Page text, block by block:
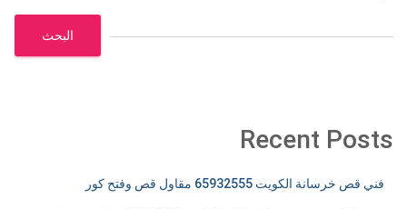
البحث
Recent Posts
فني قص خرسانة الكويت 65932555 مقاول قص وفتح كور